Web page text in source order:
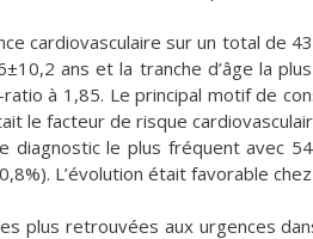
cardiovasculaire sur un total de
ans et la tranche d’âge la
à 1,85. Le principal motif de
le facteur de risque
le plus fréquent avec
L’évolution était favorable
plus retrouvées aux urgences